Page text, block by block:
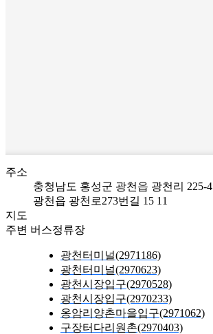
주소
충청남도 홍성군 광천읍 광천리 225-4
광천읍 광천로273번길 15 11
지도
주변 버스정류장
광천터미널(2971186)
광천터미널(2970623)
광천시장입구(2970528)
광천시장입구(2970233)
옹암리양촌마을입구(2971062)
구장터다리원촌(2970403)